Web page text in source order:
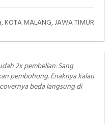
KOTA MALANG, JAWA TIMUR
2x pembelian. Sang
pembohong. Enaknya kalau
beda langsung di